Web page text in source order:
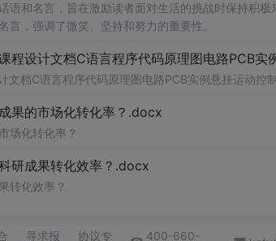
语和名言，旨在激励读者面对生活的挑战时保持积
言，强调了微笑、坚持和努力的重要性。
程设计文档C语言程序代码原理图电路PCB实
文档C语言程序代码原理图电路PCB实例悬挂运动控
果的市场化转化率？.docx
场化转化率？
研成果转化效率？.docx
转化效率？
寻求报 协议专 400-660-